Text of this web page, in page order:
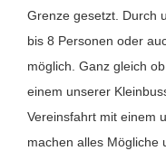
Grenze gesetzt. Durch
bis 8 Personen oder
möglich. Ganz gleich
einem unserer
Vereinsfahrt mit einem
machen alles Mögliche